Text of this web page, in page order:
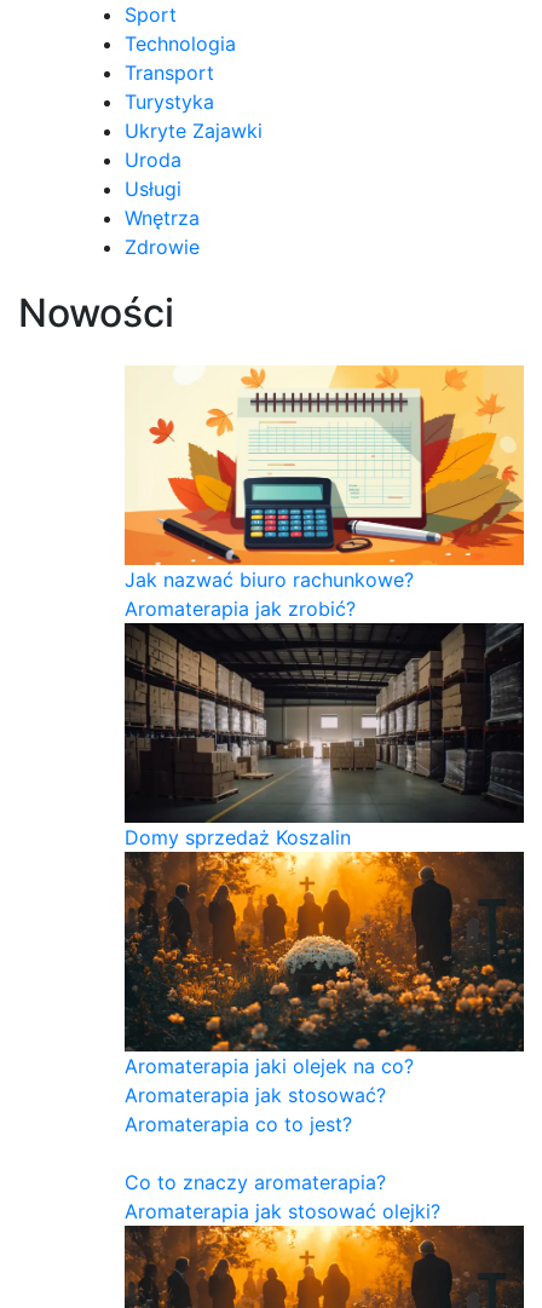
Sport
Technologia
Transport
Turystyka
Ukryte Zajawki
Uroda
Usługi
Wnętrza
Zdrowie
Nowości
Jak nazwać biuro rachunkowe?
Aromaterapia jak zrobić?
Domy sprzedaż Koszalin
Aromaterapia jaki olejek na co?
Aromaterapia jak stosować?
Aromaterapia co to jest?
Co to znaczy aromaterapia?
Aromaterapia jak stosować olejki?